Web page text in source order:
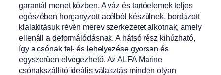
garantál menet közben. A váz és tartóelemek teljes
egészében horganyzott acélból készülnek, bordázott
kialakításuk révén merev szerkezetet alkotnak, amely
ellenáll a deformálódásnak. A hátsó rész kihúzható,
így a csónak fel- és lehelyezése gyorsan és
egyszerűen elvégezhető. Az ALFA Marine
csónakszállító ideális választás minden olyan